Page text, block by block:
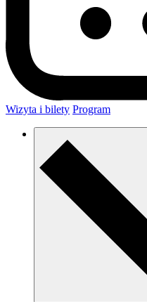
Wizyta i bilety Program